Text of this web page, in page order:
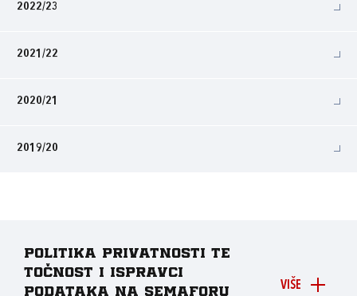
2022/23
2021/22
2020/21
2019/20
VIŠE
Politika privatnosti te
točnost i ispravci
podataka na Semaforu